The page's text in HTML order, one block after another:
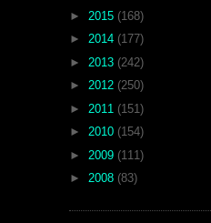
► 2015 (168)
► 2014 (177)
► 2013 (242)
► 2012 (250)
► 2011 (151)
► 2010 (154)
► 2009 (111)
► 2008 (83)